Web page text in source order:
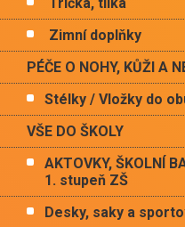
Zimní doplňky
PÉČE O NOHY, KŮŽI A
Stélky / Vložky do
VŠE DO ŠKOLY
AKTOVKY, ŠKOLNÍ
1. stupeň ZŠ
Desky, saky a